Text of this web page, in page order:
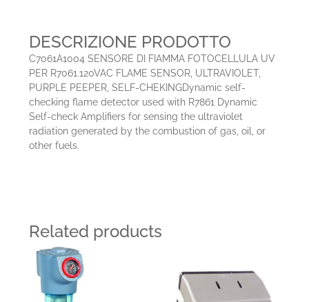
DESCRIZIONE PRODOTTO
C7061A1004 SENSORE DI FIAMMA FOTOCELLULA UV
PER R7061.120VAC FLAME SENSOR, ULTRAVIOLET,
PURPLE PEEPER, SELF-CHEKINGDynamic self-
checking flame detector used with R7861 Dynamic
Self-check Amplifiers for sensing the ultraviolet
radiation generated by the combustion of gas, oil, or
other fuels.
Related products